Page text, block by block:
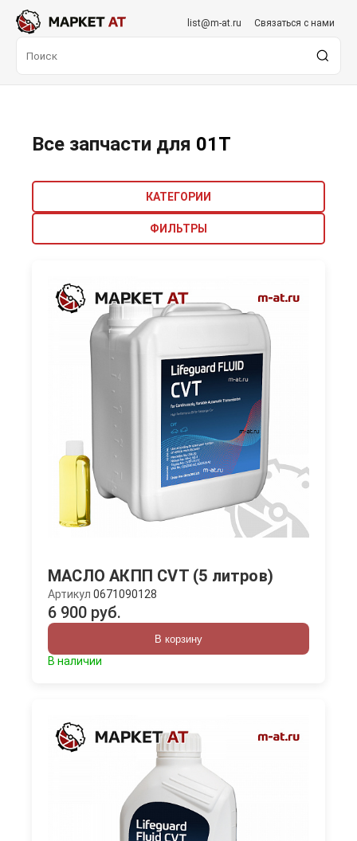
list@m-at.ru Связаться с нами
Все запчасти для 01T
КАТЕГОРИИ
ФИЛЬТРЫ
МАСЛО АКПП CVT (5 литров)
Артикул 0671090128
6 900 руб.
В корзину
В наличии